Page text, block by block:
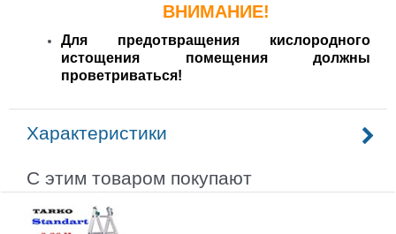
ВНИМАНИЕ!
Для предотвращения кислородного
истощения помещения должны
проветриваться!
Характеристики
С этим товаром покупают